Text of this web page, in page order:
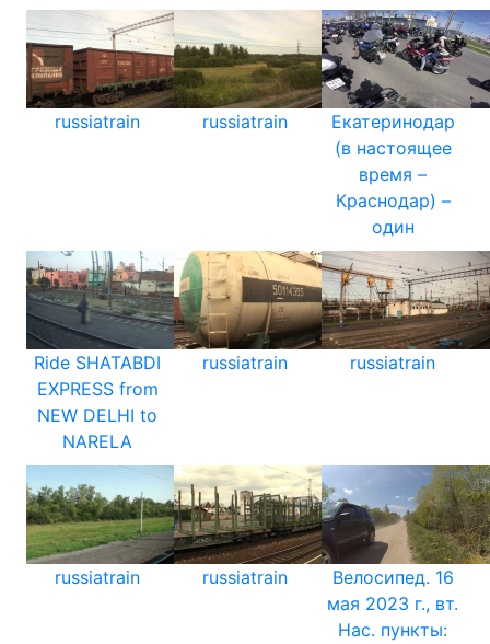
russiatrain russiatrain
Екатеринодар
(в настоящее
время –
Краснодар) –
один
Ride SHATABDI
EXPRESS from
NEW DELHI to
NARELA
russiatrain russiatrain
russiatrain russiatrain
Велосипед. 16
мая 2023 г., вт.
Нас. пункты: